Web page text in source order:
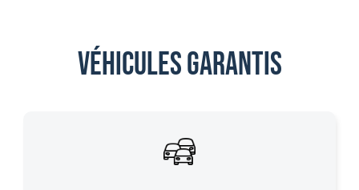
Véhicules garantis